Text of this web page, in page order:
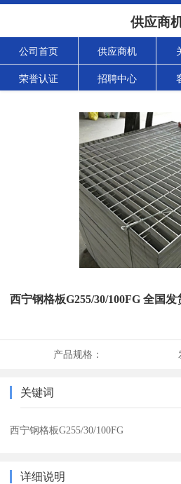
供应商
公司首页 供应商机
荣誉认证 招聘中心
西宁钢格板G255/30/100FG 全国发
产品规格：
关键词
西宁钢格板G255/30/100FG
详细说明